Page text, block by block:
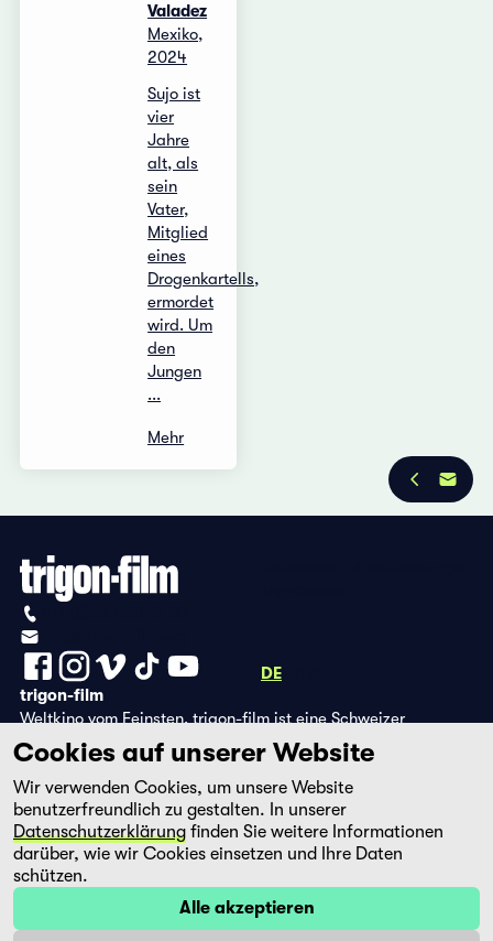
Valadez
Mexiko,
2024
Sujo ist
vier
Jahre
alt, als
sein
Vater,
Mitglied
eines
Drogenkartells,
ermordet
wird. Um
den
Jungen
...
Mehr
DE
trigon-film
Weltkino vom Feinsten. trigon-film ist eine Schweizer
Filmstiftung, die seit 1988 sorgfältig ausgewählte Filme aus
Lateinamerika, Asien, Afrika und dem östlichen Europa im
Kino herausbringt und eine eigene DVD-Edition sowie die
Streaming-Plattform filmingo betreibt.
Cookies auf unserer Website
Wir verwenden Cookies, um unsere Website
benutzerfreundlich zu gestalten. In unserer
Datenschutzerklärung finden Sie weitere Informationen
darüber, wie wir Cookies einsetzen und Ihre Daten
schützen.
Alle akzeptieren